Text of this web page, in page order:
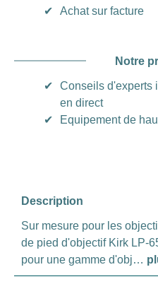
✔
Achat sur facture
Notre
✔
Conseils d'experts
en direct
✔
Equipement de
Description
Sur mesure pour les
de pied d'objectif Kirk LP-
pour une gamme d'obj…